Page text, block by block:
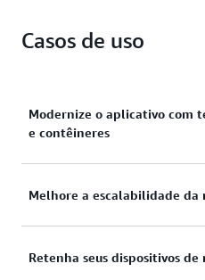
Casos de uso
Modernize o aplicativo com
e contêineres
Escale aplicativos
Melhore a escalabilidade da
Balanceamento de carga
Retenha seus dispositivos